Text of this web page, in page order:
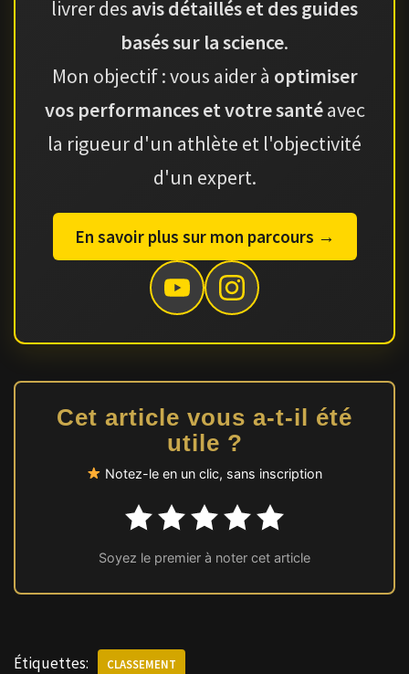
livrer des avis détaillés et des guides
basés sur la science.
Mon objectif : vous aider à optimiser
vos performances et votre santéavec
la rigueur d'un athlète et l'objectivité
d'un expert.
En savoir plus sur mon parcours →
Cet article vous a-t-il été
utile ?
Notez-le en un clic, sans inscription
Soyez le premier à noter cet article
Étiquettes: CLASSEMENT